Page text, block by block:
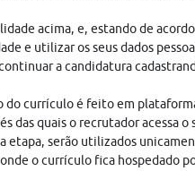
acima, e, estando de
e utilizar os seus dados
a candidatura
do currículo é feito em
das quais o recrutador acessa o
etapa, serão utilizados
o currículo fica hospedado